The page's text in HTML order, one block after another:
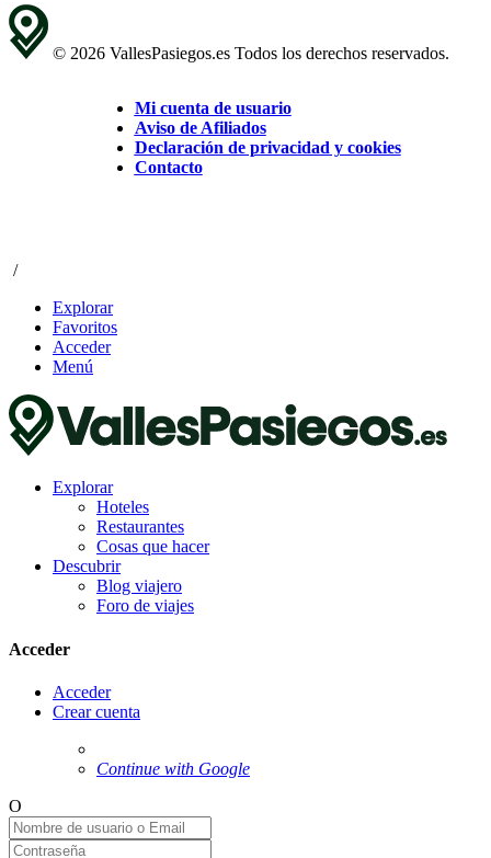
© 2026 VallesPasiegos.es Todos los derechos reservados.
Mi cuenta de usuario
Aviso de Afiliados
Declaración de privacidad y cookies
Contacto
/
Explorar
Favoritos
Acceder
Menú
Explorar
Hoteles
Restaurantes
Cosas que hacer
Descubrir
Blog viajero
Foro de viajes
Acceder
Acceder
Crear cuenta
Continue with Google
O